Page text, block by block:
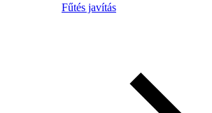
Fűtés javítás